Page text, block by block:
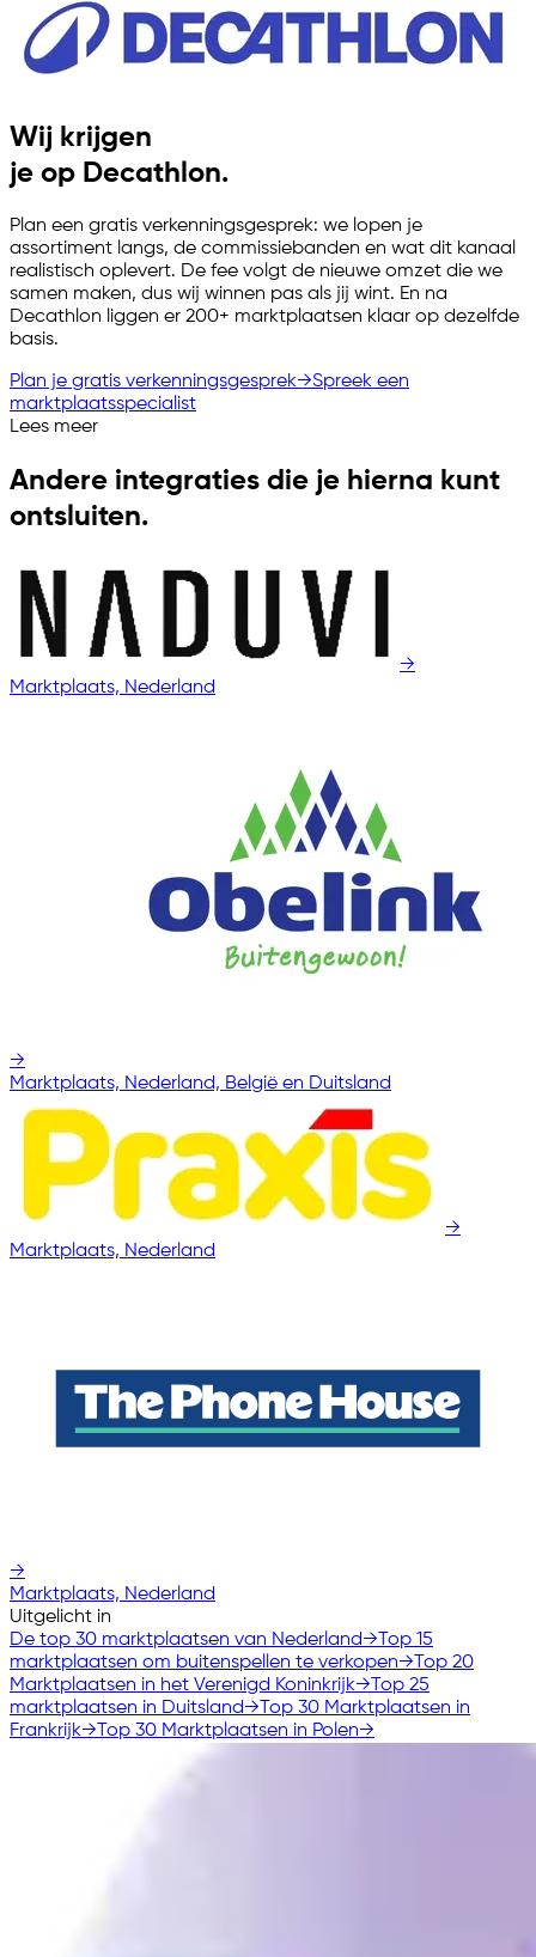
Wij krijgen
je op Decathlon.
Plan een gratis verkenningsgesprek: we lopen je
assortiment langs, de commissiebanden en wat dit kanaal
realistisch oplevert. De fee volgt de nieuwe omzet die we
samen maken, dus wij winnen pas als jij wint. En na
Decathlon liggen er 200+ marktplaatsen klaar op dezelfde
basis.
Plan je gratis verkenningsgesprek→Spreek een
marktplaatsspecialist
Lees meer
Andere integraties die je hierna kunt
ontsluiten.
→
Marktplaats, Nederland
→
Marktplaats, Nederland, België en Duitsland
→
Marktplaats, Nederland
→
Marktplaats, Nederland
Uitgelicht in
De top 30 marktplaatsen van Nederland→ Top 15
marktplaatsen om buitenspellen te verkopen→ Top 20
Marktplaatsen in het Verenigd Koninkrijk→ Top 25
marktplaatsen in Duitsland→ Top 30 Marktplaatsen in
Frankrijk→ Top 30 Marktplaatsen in Polen→